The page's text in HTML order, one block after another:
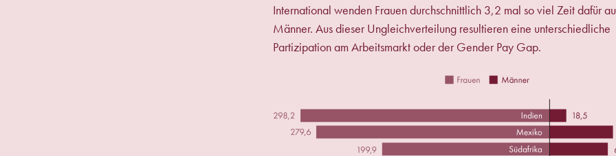
International wenden Frauen durchschnittlich 3,2 mal so viel Zeit dafür
Männer. Aus dieser Ungleichverteilung resultieren eine unterschiedliche
Partizipation am Arbeitsmarkt oder der Gender Pay Gap.